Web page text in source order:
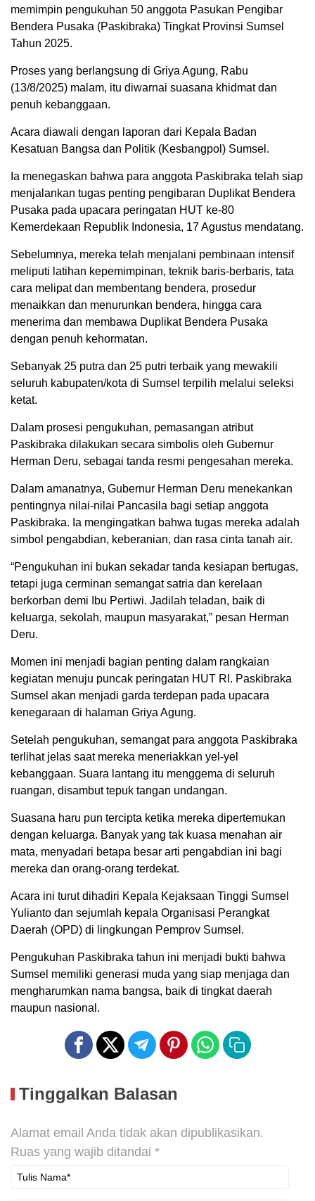
memimpin pengukuhan 50 anggota Pasukan Pengibar
Bendera Pusaka (Paskibraka) Tingkat Provinsi Sumsel
Tahun 2025.
Proses yang berlangsung di Griya Agung, Rabu
(13/8/2025) malam, itu diwarnai suasana khidmat dan
penuh kebanggaan.
Acara diawali dengan laporan dari Kepala Badan
Kesatuan Bangsa dan Politik (Kesbangpol) Sumsel.
Ia menegaskan bahwa para anggota Paskibraka telah siap
menjalankan tugas penting pengibaran Duplikat Bendera
Pusaka pada upacara peringatan HUT ke-80
Kemerdekaan Republik Indonesia, 17 Agustus mendatang.
Sebelumnya, mereka telah menjalani pembinaan intensif
meliputi latihan kepemimpinan, teknik baris-berbaris, tata
cara melipat dan membentang bendera, prosedur
menaikkan dan menurunkan bendera, hingga cara
menerima dan membawa Duplikat Bendera Pusaka
dengan penuh kehormatan.
Sebanyak 25 putra dan 25 putri terbaik yang mewakili
seluruh kabupaten/kota di Sumsel terpilih melalui seleksi
ketat.
Dalam prosesi pengukuhan, pemasangan atribut
Paskibraka dilakukan secara simbolis oleh Gubernur
Herman Deru, sebagai tanda resmi pengesahan mereka.
Dalam amanatnya, Gubernur Herman Deru menekankan
pentingnya nilai-nilai Pancasila bagi setiap anggota
Paskibraka. Ia mengingatkan bahwa tugas mereka adalah
simbol pengabdian, keberanian, dan rasa cinta tanah air.
“Pengukuhan ini bukan sekadar tanda kesiapan bertugas,
tetapi juga cerminan semangat satria dan kerelaan
berkorban demi Ibu Pertiwi. Jadilah teladan, baik di
keluarga, sekolah, maupun masyarakat,” pesan Herman
Deru.
Momen ini menjadi bagian penting dalam rangkaian
kegiatan menuju puncak peringatan HUT RI. Paskibraka
Sumsel akan menjadi garda terdepan pada upacara
kenegaraan di halaman Griya Agung.
Setelah pengukuhan, semangat para anggota Paskibraka
terlihat jelas saat mereka meneriakkan yel-yel
kebanggaan. Suara lantang itu menggema di seluruh
ruangan, disambut tepuk tangan undangan.
Suasana haru pun tercipta ketika mereka dipertemukan
dengan keluarga. Banyak yang tak kuasa menahan air
mata, menyadari betapa besar arti pengabdian ini bagi
mereka dan orang-orang terdekat.
Acara ini turut dihadiri Kepala Kejaksaan Tinggi Sumsel
Yulianto dan sejumlah kepala Organisasi Perangkat
Daerah (OPD) di lingkungan Pemprov Sumsel.
Pengukuhan Paskibraka tahun ini menjadi bukti bahwa
Sumsel memiliki generasi muda yang siap menjaga dan
mengharumkan nama bangsa, baik di tingkat daerah
maupun nasional.
Tinggalkan Balasan
Alamat email Anda tidak akan dipublikasikan.
Ruas yang wajib ditandai *